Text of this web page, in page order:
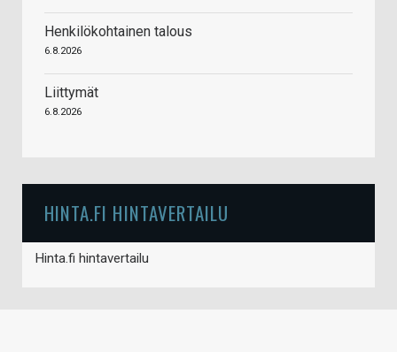
Henkilökohtainen talous
6.8.2026
Liittymät
6.8.2026
HINTA.FI HINTAVERTAILU
Hinta.fi hintavertailu